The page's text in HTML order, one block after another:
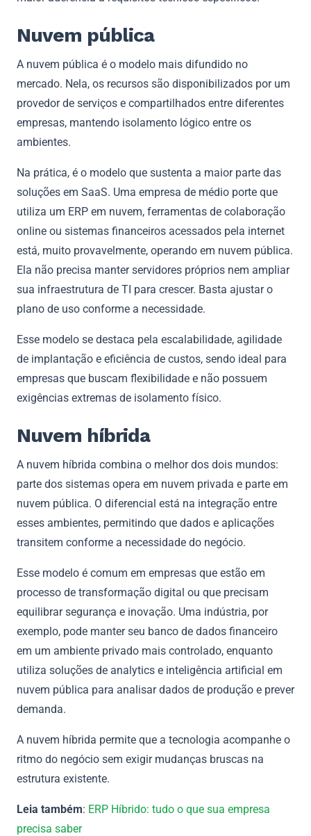
Nuvem pública
A nuvem pública é o modelo mais difundido no
mercado. Nela, os recursos são disponibilizados por um
provedor de serviços e compartilhados entre diferentes
empresas, mantendo isolamento lógico entre os
ambientes.
Na prática, é o modelo que sustenta a maior parte das
soluções em SaaS. Uma empresa de médio porte que
utiliza um ERP em nuvem, ferramentas de colaboração
online ou sistemas financeiros acessados pela internet
está, muito provavelmente, operando em nuvem pública.
Ela não precisa manter servidores próprios nem ampliar
sua infraestrutura de TI para crescer. Basta ajustar o
plano de uso conforme a necessidade.
Esse modelo se destaca pela escalabilidade, agilidade
de implantação e eficiência de custos, sendo ideal para
empresas que buscam flexibilidade e não possuem
exigências extremas de isolamento físico.
Nuvem híbrida
A nuvem híbrida combina o melhor dos dois mundos:
parte dos sistemas opera em nuvem privada e parte em
nuvem pública. O diferencial está na integração entre
esses ambientes, permitindo que dados e aplicações
transitem conforme a necessidade do negócio.
Esse modelo é comum em empresas que estão em
processo de transformação digital ou que precisam
equilibrar segurança e inovação. Uma indústria, por
exemplo, pode manter seu banco de dados financeiro
em um ambiente privado mais controlado, enquanto
utiliza soluções de analytics e inteligência artificial em
nuvem pública para analisar dados de produção e prever
demanda.
A nuvem híbrida permite que a tecnologia acompanhe o
ritmo do negócio sem exigir mudanças bruscas na
estrutura existente.
Leia também: ERP Híbrido: tudo o que sua empresa
precisa saber